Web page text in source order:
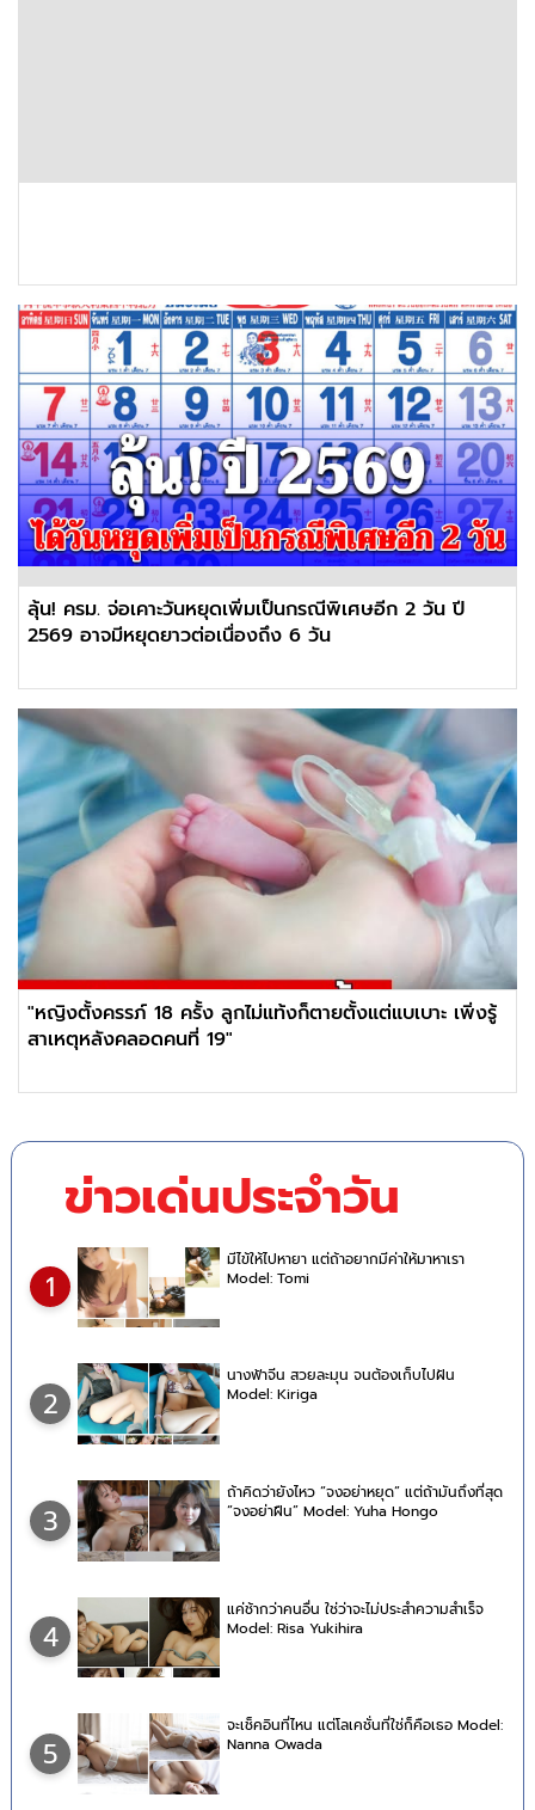
ลุ้น! ครม. จ่อเคาะวันหยุดเพิ่มเป็นกรณีพิเศษอีก 2 วัน ปี
2569 อาจมีหยุดยาวต่อเนื่องถึง 6 วัน
"หญิงตั้งครรภ์ 18 ครั้ง ลูกไม่แท้งก็ตายตั้งแต่แบเบาะ เพิ่งรู้
สาเหตุหลังคลอดคนที่ 19"
ข่าวเด่นประจำวัน
1
มีไข้ให้ไปหายา แต่ถ้าอยากมีค่าให้มาหาเรา
Model: Tomi
2
นางฟ้าจีน สวยละมุน จนต้องเก็บไปฝัน
Model: Kiriga
3
ถ้าคิดว่ายังไหว “จงอย่าหยุด” แต่ถ้ามันถึงที่สุด
“จงอย่าฝืน” Model: Yuha Hongo
4
แค่ช้ากว่าคนอื่น ใช่ว่าจะไม่ประสำความสำเร็จ
Model: Risa Yukihira
5
จะเช็คอินที่ไหน แต่โลเคชั่นที่ใช่ก็คือเธอ Model:
Nanna Owada